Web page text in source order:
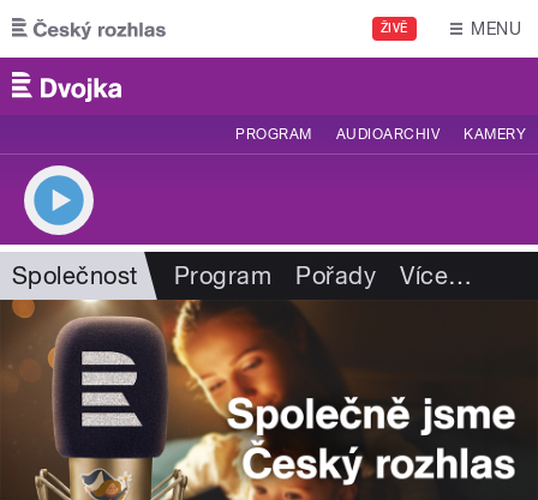
Přejít k hlavnímu obsahu
ŽIVĚ MENU
PROGRAM AUDIOARCHIV KAMERY
Společnost Program Pořady Více…